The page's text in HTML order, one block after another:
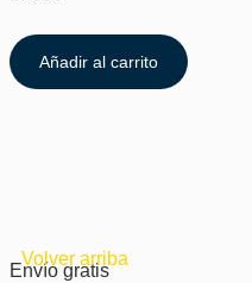
Añadir al carrito
Volver arriba
Envío gratis